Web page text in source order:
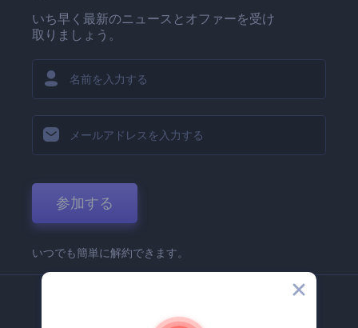
いち早く最新のニュースとオファーを受け
取りましょう。
参加する
いつでも簡単に解約できます。